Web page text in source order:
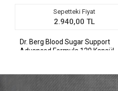
Sepetteki Fiyat
2.940,00 TL
Dr. Berg Blood Sugar Support
Advanced Formula 120 Kapsül